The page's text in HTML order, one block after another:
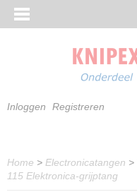
Inloggen Registreren
Home > Electronicatangen >
115 Elektronica-grijptang